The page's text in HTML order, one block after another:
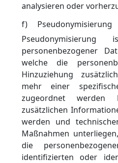
analysieren oder
f) Pseudonymisierung
personenbezogener
welche die
Hinzuziehung
mehr einer
zugeordnet werden
zusätzlichen
werden und
Maßnahmen
die
identifizierten oder